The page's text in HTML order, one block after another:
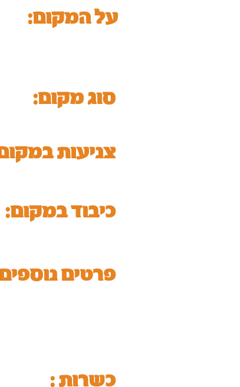
על המקום:
סוג מקום:
:צניעות
כיבוד במקום:
:פרטים
כשרות :